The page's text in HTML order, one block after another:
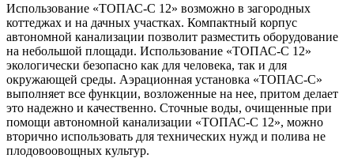
Использование «ТОПАС-С 12» возможно в загородных
коттеджах и на дачных участках. Компактный корпус
автономной канализации позволит разместить оборудование
на небольшой площади. Использование «ТОПАС-С 12»
экологически безопасно как для человека, так и для
окружающей среды. Аэрационная установка «ТОПАС-С»
выполняет все функции, возложенные на нее, притом делает
это надежно и качественно. Сточные воды, очищенные при
помощи автономной канализации «ТОПАС-С 12», можно
вторично использовать для технических нужд и полива не
плодовоовощных культур.